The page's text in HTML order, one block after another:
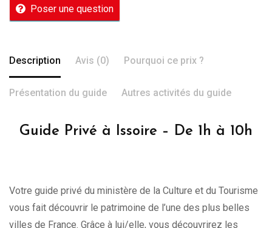
Poser une question
Description Avis (0) Pourquoi ce prix ?
Présentation du guide Autres activités du guide
Guide Privé à Issoire – De 1h à 10h
Votre guide privé du ministère de la Culture et du Tourisme
vous fait découvrir le patrimoine de l’une des plus belles
villes de France. Grâce à lui/elle, vous découvrirez les